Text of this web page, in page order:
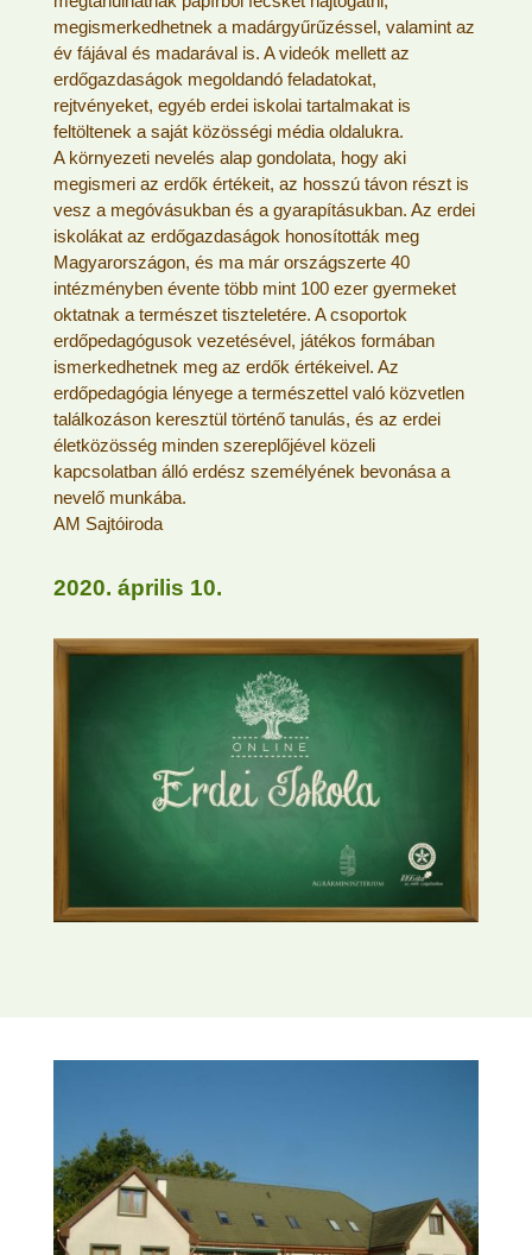
megismerkedhetnek a madárgyűrűzéssel, valamint az
év fájával és madarával is. A videók mellett az
erdőgazdaságok megoldandó feladatokat,
rejtvényeket, egyéb erdei iskolai tartalmakat is
feltöltenek a saját közösségi média oldalukra.
A környezeti nevelés alap gondolata, hogy aki
megismeri az erdők értékeit, az hosszú távon részt is
vesz a megóvásukban és a gyarapításukban. Az erdei
iskolákat az erdőgazdaságok honosították meg
Magyarországon, és ma már országszerte 40
intézményben évente több mint 100 ezer gyermeket
oktatnak a természet tiszteletére. A csoportok
erdőpedagógusok vezetésével, játékos formában
ismerkedhetnek meg az erdők értékeivel. Az
erdőpedagógia lényege a természettel való közvetlen
találkozáson keresztül történő tanulás, és az erdei
életközösség minden szereplőjével közeli
kapcsolatban álló erdész személyének bevonása a
nevelő munkába.
AM Sajtóiroda
2020. április 10.